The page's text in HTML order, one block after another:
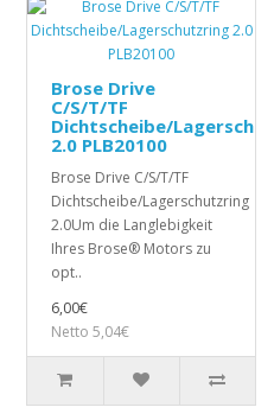
Brose Drive
C/S/T/TF
Dichtscheibe/
2.0 PLB20100
Brose Drive C/S/T/TF
Dichtscheibe/Lagerschutzring
2.0Um die Langlebigkeit
Ihres Brose® Motors zu
opt..
6,00€
Netto 5,04€